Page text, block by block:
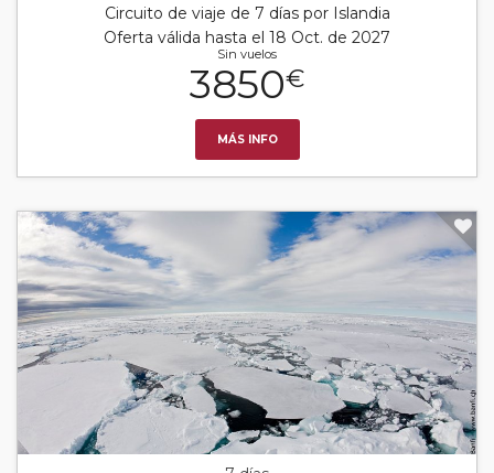
Circuito de viaje de 7 días por Islandia
Oferta válida hasta el 18 Oct. de 2027
Sin vuelos
3850€
MÁS INFO